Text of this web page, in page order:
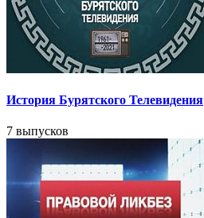
История Бурятского Телевидения
7 выпусков